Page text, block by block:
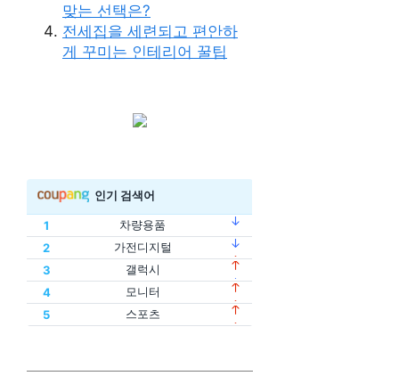
맞는 선택은?
전세집을 세련되고 편안하
게 꾸미는 인테리어 꿀팁
인기 검색어
1
차량용품
6
건강식품
1
차량용품
6
건강식품
2
가전디지털
7
인테리어
2
가전디지털
7
인테리어
3
갤럭시
8
노트북
3
갤럭시
8
노트북
4
모니터
9
아이폰
4
모니터
5
스포츠
10